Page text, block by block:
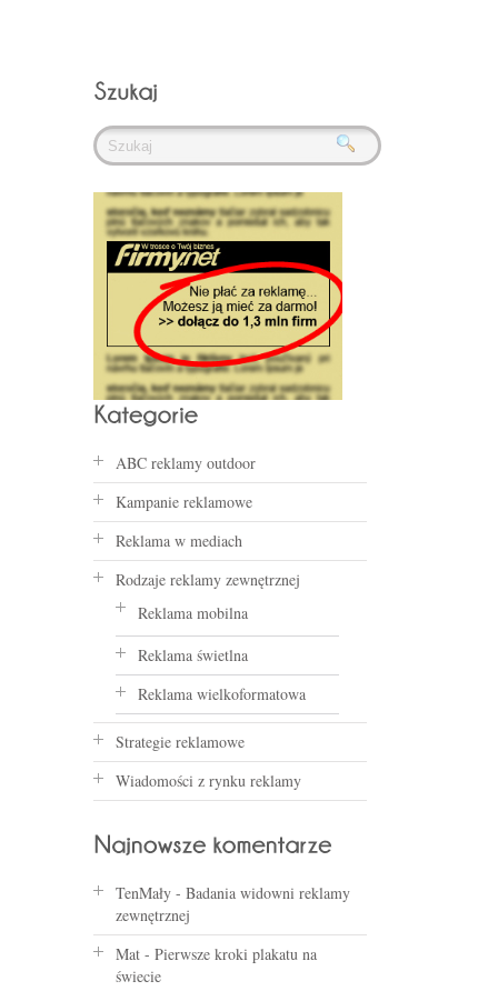
ABC reklamy outdoor
Kampanie reklamowe
Reklama w mediach
Rodzaje reklamy zewnętrznej
Reklama mobilna
Reklama świetlna
Reklama wielkoformatowa
Strategie reklamowe
Wiadomości z rynku reklamy
TenMały - Badania widowni reklamy
zewnętrznej
Mat - Pierwsze kroki plakatu na
świecie